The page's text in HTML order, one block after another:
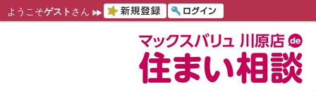
ようこそゲスト さん